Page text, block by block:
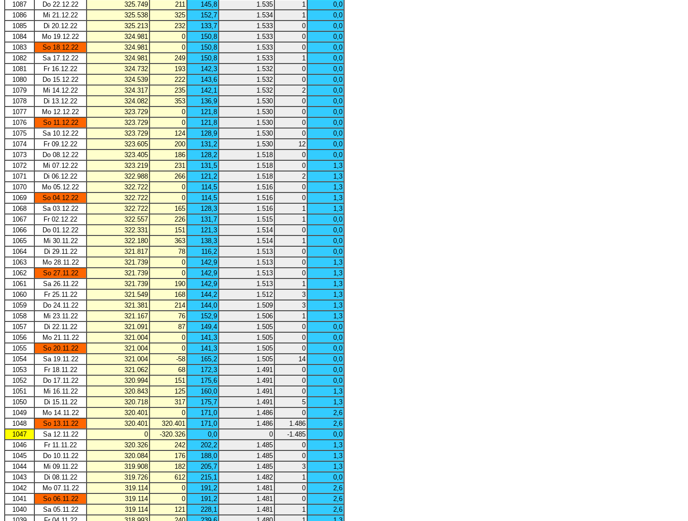
1087
Do 22.12.22 325.749 211 145,8 1.535 1
0,0
1086
Mi 21.12.22 325.538 325 152,7 1.534 1
0,0
1085
Di 20.12.22 325.213 232 133,7 1.533 0
0,0
1084
Mo 19.12.22 324.981 0 150,8 1.533 0
0,0
1083
So 18.12.22 324.981 0 150,8 1.533 0
0,0
1082
Sa 17.12.22 324.981 249 150,8 1.533 1
0,0
1081
Fr 16.12.22 324.732 193 142,3 1.532 0
0,0
1080
Do 15.12.22 324.539 222 143,6 1.532 0
0,0
1079
Mi 14.12.22 324.317 235 142,1 1.532 2
0,0
1078
Di 13.12.22 324.082 353 136,9 1.530 0
0,0
1077
Mo 12.12.22 323.729 0 121,8 1.530 0
0,0
1076
So 11.12.22 323.729 0 121,8 1.530 0
0,0
1075
Sa 10.12.22 323.729 124 128,9 1.530 0
0,0
1074
Fr 09.12.22 323.605 200 131,2 1.530 12
0,0
1073
Do 08.12.22 323.405 186 128,2 1.518 0
0,0
1072
Mi 07.12.22 323.219 231 131,5 1.518 0
1,3
1071
Di 06.12.22 322.988 266 121,2 1.518 2
1,3
1070
Mo 05.12.22 322.722 0 114,5 1.516 0
1,3
1069
So 04.12.22 322.722 0 114,5 1.516 0
1,3
1068
Sa 03.12.22 322.722 165 128,3 1.516 1
1,3
1067
Fr 02.12.22 322.557 226 131,7 1.515 1
0,0
1066
Do 01.12.22 322.331 151 121,3 1.514 0
0,0
1065
Mi 30.11.22 322.180 363 138,3 1.514 1
0,0
1064
Di 29.11.22 321.817 78 116,2 1.513 0
0,0
1063
Mo 28.11.22 321.739 0 142,9 1.513 0
1,3
1062
So 27.11.22 321.739 0 142,9 1.513 0
1,3
1061
Sa 26.11.22 321.739 190 142,9 1.513 1
1,3
1060
Fr 25.11.22 321.549 168 144,2 1.512 3
1,3
1059
Do 24.11.22 321.381 214 144,0 1.509 3
1,3
1058
Mi 23.11.22 321.167 76 152,9 1.506 1
1,3
1057
Di 22.11.22 321.091 87 149,4 1.505 0
0,0
1056
Mo 21.11.22 321.004 0 141,3 1.505 0
0,0
1055
So 20.11.22 321.004 0 141,3 1.505 0
0,0
1054
Sa 19.11.22 321.004 -58 165,2 1.505 14
0,0
1053
Fr 18.11.22 321.062 68 172,3 1.491 0
0,0
1052
Do 17.11.22 320.994 151 175,6 1.491 0
0,0
1051
Mi 16.11.22 320.843 125 160,0 1.491 0
1,3
1050
Di 15.11.22 320.718 317 175,7 1.491 5
1,3
1049
Mo 14.11.22 320.401 0 171,0 1.486 0
2,6
1048
So 13.11.22 320.401 320.401 171,0 1.486 1.486
2,6
1047
Sa 12.11.22 0 -320.326 0,0 0 -1.485
0,0
1046
Fr 11.11.22 320.326 242 202,2 1.485 0
1,3
1045
Do 10.11.22 320.084 176 188,0 1.485 0
1,3
1044
Mi 09.11.22 319.908 182 205,7 1.485 3
1,3
1043
Di 08.11.22 319.726 612 215,1 1.482 1
0,0
1042
Mo 07.11.22 319.114 0 191,2 1.481 0
2,6
1041
So 06.11.22 319.114 0 191,2 1.481 0
2,6
1040
Sa 05.11.22 319.114 121 228,1 1.481 1
2,6